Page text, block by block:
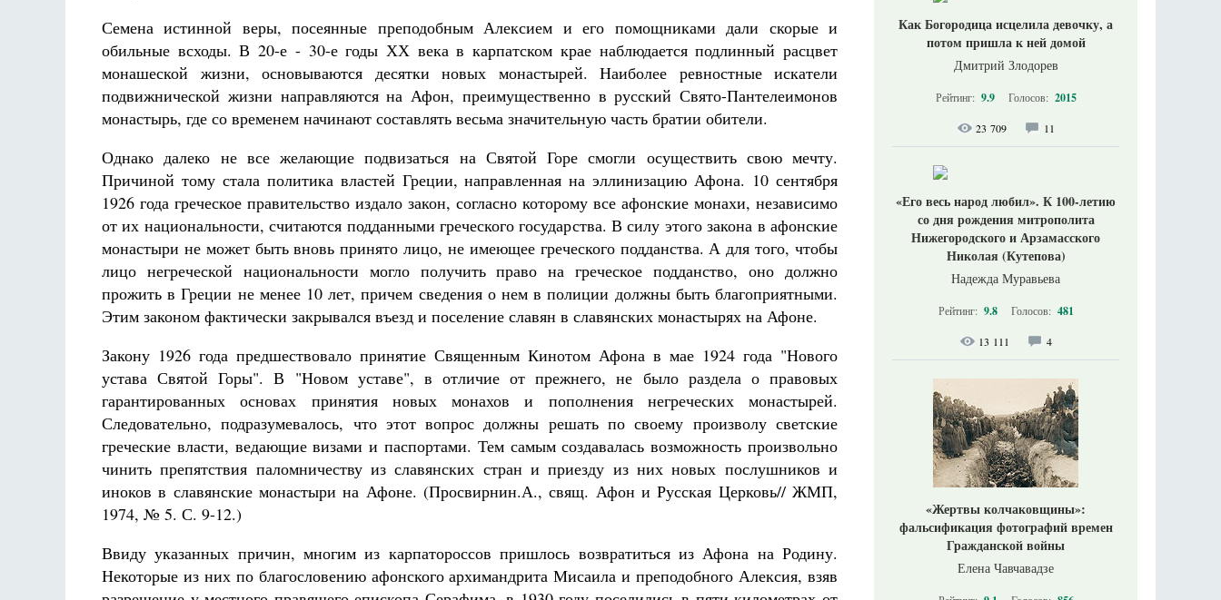
Семена истинной веры, посеянные преподобным Алексием и его помощниками дали скорые и
обильные всходы. В 20-е - 30-е годы ХХ века в карпатском крае наблюдается подлинный расцвет
монашеской жизни, основываются десятки новых монастырей. Наиболее ревностные искатели
подвижнической жизни направляются на Афон, преимущественно в русский Свято-Пантелеимонов
монастырь, где со временем начинают составлять весьма значительную часть братии обители.
Однако далеко не все желающие подвизаться на Святой Горе смогли осуществить свою мечту.
Причиной тому стала политика властей Греции, направленная на эллинизацию Афона. 10 сентября
1926 года греческое правительство издало закон, согласно которому все афонские монахи, независимо
от их национальности, считаются подданными греческого государства. В силу этого закона в афонские
монастыри не может быть вновь принято лицо, не имеющее греческого подданства. А для того, чтобы
лицо негреческой национальности могло получить право на греческое подданство, оно должно
прожить в Греции не менее 10 лет, причем сведения о нем в полиции должны быть благоприятными.
Этим законом фактически закрывался въезд и поселение славян в славянских монастырях на Афоне.
Закону 1926 года предшествовало принятие Священным Кинотом Афона в мае 1924 года "Нового
устава Святой Горы". В "Новом уставе", в отличие от прежнего, не было раздела о правовых
гарантированных основах принятия новых монахов и пополнения негреческих монастырей.
Следовательно, подразумевалось, что этот вопрос должны решать по своему произволу светские
греческие власти, ведающие визами и паспортами. Тем самым создавалась возможность произвольно
чинить препятствия паломничеству из славянских стран и приезду из них новых послушников и
иноков в славянские монастыри на Афоне. (Просвирнин.А., свящ. Афон и Русская Церковь// ЖМП,
1974, № 5. С. 9-12.)
Ввиду указанных причин, многим из карпатороссов пришлось возвратиться из Афона на Родину.
Некоторые из них по благословению афонского архимандрита Мисаила и преподобного Алексия, взяв
Как Богородица исцелила девочку, а
потом пришла к ней домой
Дмитрий Злодорев
Рейтинг: 9.9 Голосов: 2015
23 709 11
«Его весь народ любил». К 100-летию
со дня рождения митрополита
Нижегородского и Арзамасского
Николая (Кутепова)
Надежда Муравьева
Рейтинг: 9.8 Голосов: 481
13 111 4
«Жертвы колчаковщины»:
фальсификация фотографий времен
Гражданской войны
Елена Чавчавадзе